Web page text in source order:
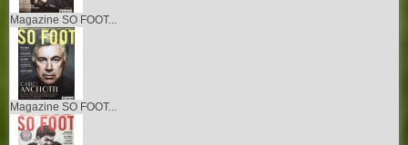
Magazine SO FOOT...
Magazine SO FOOT...